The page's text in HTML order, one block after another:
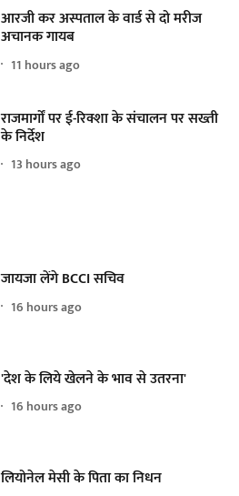
आरजी कर अस्पताल के वार्ड से दो मरीज
अचानक गायब
11 hours ago
राजमार्गों पर ई-रिक्शा के संचालन पर सख्ती
के निर्देश
13 hours ago
जायजा लेंगे BCCI सचिव
16 hours ago
'देश के लिये खेलने के भाव से उतरना'
16 hours ago
लियोनेल मेसी के पिता का निधन